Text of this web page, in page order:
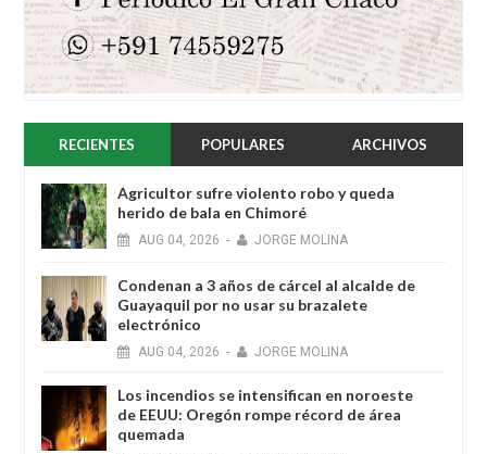
RECIENTES POPULARES ARCHIVOS
Agricultor sufre violento robo y queda
herido de bala en Chimoré
AUG 04, 2026 - JORGE MOLINA
Condenan a 3 años de cárcel al alcalde de
Guayaquil por no usar su brazalete
electrónico
AUG 04, 2026 - JORGE MOLINA
Los incendios se intensifican en noroeste
de EEUU: Oregón rompe récord de área
quemada